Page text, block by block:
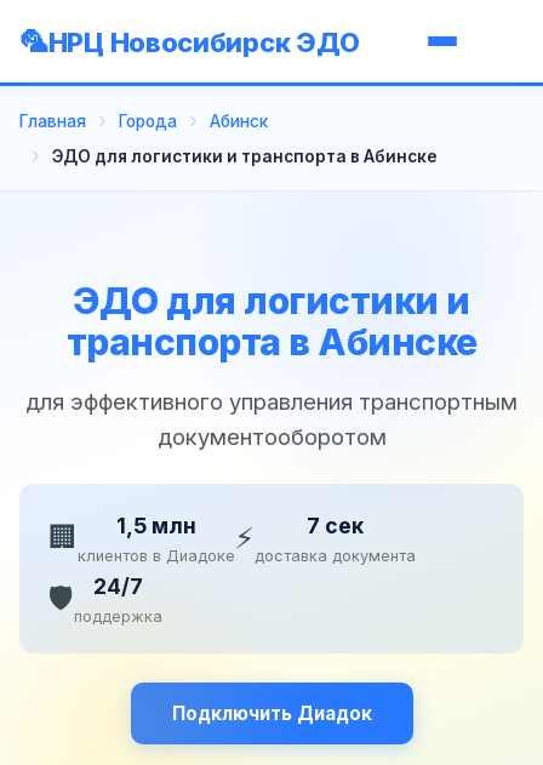
НРЦ Новосибирск ЭДО
Главная Города
Абинск
ЭДО для логистики и транспорта в Абинске
ЭДО для логистики и
транспорта в Абинске
для эффективного управления транспортным
документооборотом
🏢 1,5 млн
клиентов в Диадоке⚡ 7 сек
доставка документа
🛡️ 24/7
поддержка
Подключить Диадок